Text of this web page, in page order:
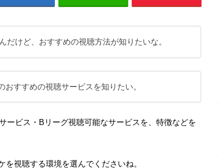
だけど、おすすめの視聴方法が知りたいな。
すすめの視聴サービスを知りたい。
ービス・Bリーグ視聴可能なサービスを、特徴などを
視聴する環境を選んでくださいね。